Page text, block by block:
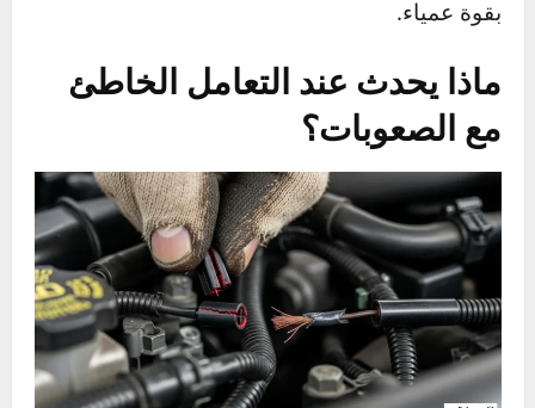
ما يتم ذلك دون التفكير كثيراً في سهولة الوصول
الأماكن الضيقة بالسيارة
فهم هؤلاء “الأعداء” هو الخطوة الأولى لوضع
استراتيجية فعالة للتغلب عليهم بدلاً من محاربتهم
بقوة عمياء.
ماذا يحدث عند التعامل الخاطئ
مع الصعوبات؟